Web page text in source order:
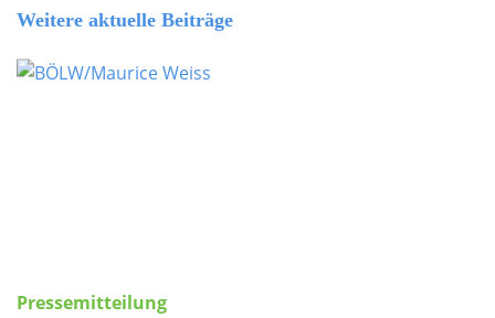
Weitere aktuelle Beiträge
Pressemitteilung